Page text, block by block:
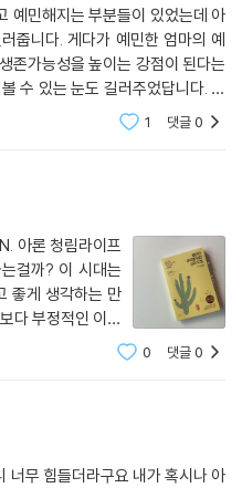
예민해지는 부분들이 있었는데 아
줍니다. 게다가 예민한 엄마의 예
존가능성을 높이는 강점이 된다는
수 있는 눈도 길러주었답니다. 다
민함을 다룰 것인지에 대한 정보
1 댓글0
좋게 생각하는 만
다 부정적인 이미
부모들의 핵심 특
0 댓글0
너무 힘들더라구요 내가 혹시나 아